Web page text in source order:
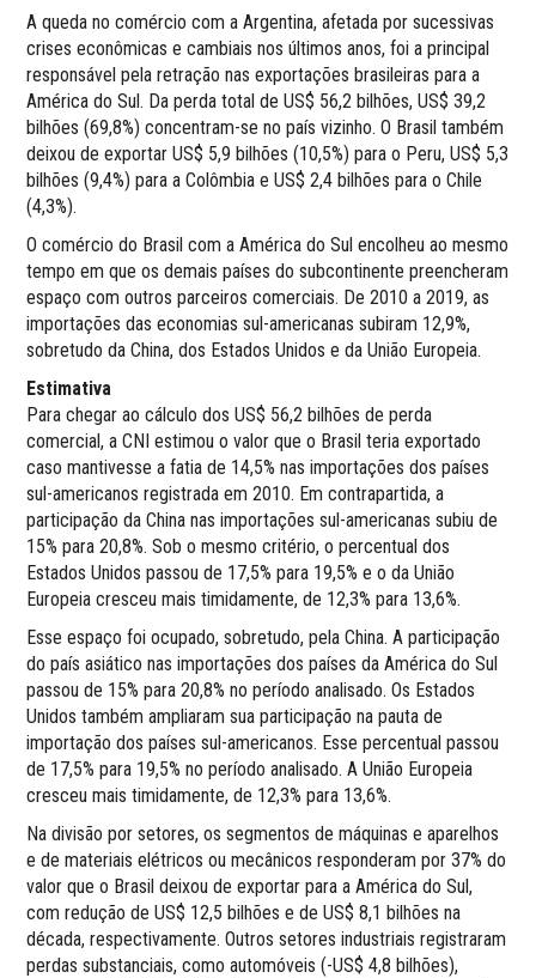
A queda no comércio com a Argentina, afetada por sucessivas
crises econômicas e cambiais nos últimos anos, foi a principal
responsável pela retração nas exportações brasileiras para a
América do Sul. Da perda total de US$ 56,2 bilhões, US$ 39,2
bilhões (69,8%) concentram-se no país vizinho. O Brasil também
deixou de exportar US$ 5,9 bilhões (10,5%) para o Peru, US$ 5,3
bilhões (9,4%) para a Colômbia e US$ 2,4 bilhões para o Chile
(4,3%).
O comércio do Brasil com a América do Sul encolheu ao mesmo
tempo em que os demais países do subcontinente preencheram
espaço com outros parceiros comerciais. De 2010 a 2019, as
importações das economias sul-americanas subiram 12,9%,
sobretudo da China, dos Estados Unidos e da União Europeia.
Estimativa
Para chegar ao cálculo dos US$ 56,2 bilhões de perda
comercial, a CNI estimou o valor que o Brasil teria exportado
caso mantivesse a fatia de 14,5% nas importações dos países
sul-americanos registrada em 2010. Em contrapartida, a
participação da China nas importações sul-americanas subiu de
15% para 20,8%. Sob o mesmo critério, o percentual dos
Estados Unidos passou de 17,5% para 19,5% e o da União
Europeia cresceu mais timidamente, de 12,3% para 13,6%.
Esse espaço foi ocupado, sobretudo, pela China. A participação
do país asiático nas importações dos países da América do Sul
passou de 15% para 20,8% no período analisado. Os Estados
Unidos também ampliaram sua participação na pauta de
importação dos países sul-americanos. Esse percentual passou
de 17,5% para 19,5% no período analisado. A União Europeia
cresceu mais timidamente, de 12,3% para 13,6%.
Na divisão por setores, os segmentos de máquinas e aparelhos
e de materiais elétricos ou mecânicos responderam por 37% do
valor que o Brasil deixou de exportar para a América do Sul,
com redução de US$ 12,5 bilhões e de US$ 8,1 bilhões na
década, respectivamente. Outros setores industriais registraram
perdas substanciais, como automóveis (-US$ 4,8 bilhões),